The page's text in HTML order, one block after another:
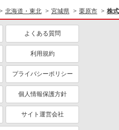
北海道・東北 宮城県 栗原市 株
よくある質問
利用規約
プライバシーポリシー
個人情報保護方針
サイト運営会社